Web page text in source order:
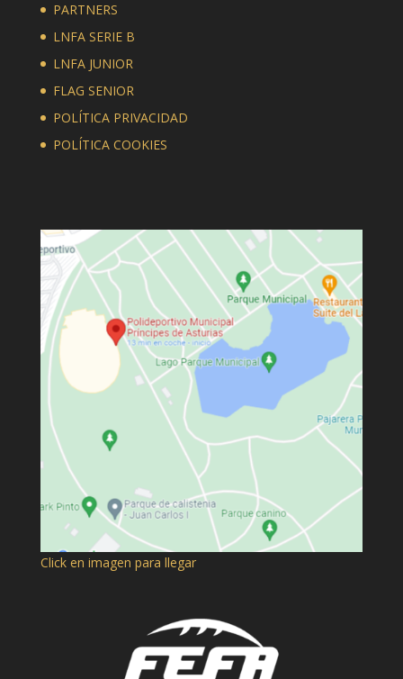
PARTNERS
LNFA SERIE B
LNFA JUNIOR
FLAG SENIOR
POLÍTICA PRIVACIDAD
POLÍTICA COOKIES
Click en imagen para llegar